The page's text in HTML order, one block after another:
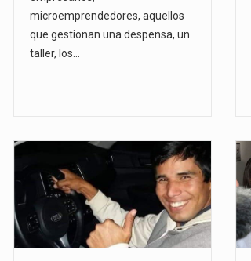
microemprendedores, aquellos
que gestionan una despensa, un
taller, los…